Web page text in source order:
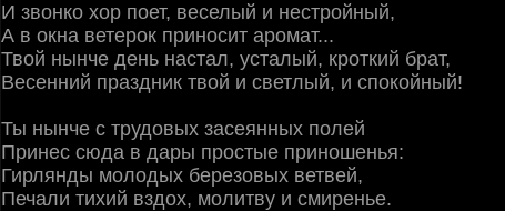
И звонко хор поет, веселый и нестройный,
А в окна ветерок приносит аромат...
Твой нынче день настал, усталый, кроткий брат,
Весенний праздник твой и светлый, и спокойный!
Ты нынче с трудовых засеянных полей
Принес сюда в дары простые приношенья:
Гирлянды молодых березовых ветвей,
Печали тихий вздох, молитву и смиренье.